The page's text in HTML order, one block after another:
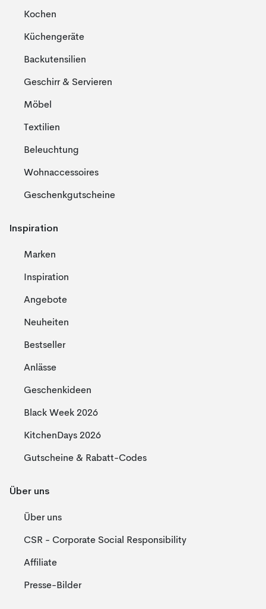
Kochen
Küchengeräte
Backutensilien
Geschirr & Servieren
Möbel
Textilien
Beleuchtung
Wohnaccessoires
Geschenkgutscheine
Inspiration
Marken
Inspiration
Angebote
Neuheiten
Bestseller
Anlässe
Geschenkideen
Black Week 2026
KitchenDays 2026
Gutscheine & Rabatt-Codes
Über uns
Über uns
CSR - Corporate Social Responsibility
Affiliate
Presse-Bilder